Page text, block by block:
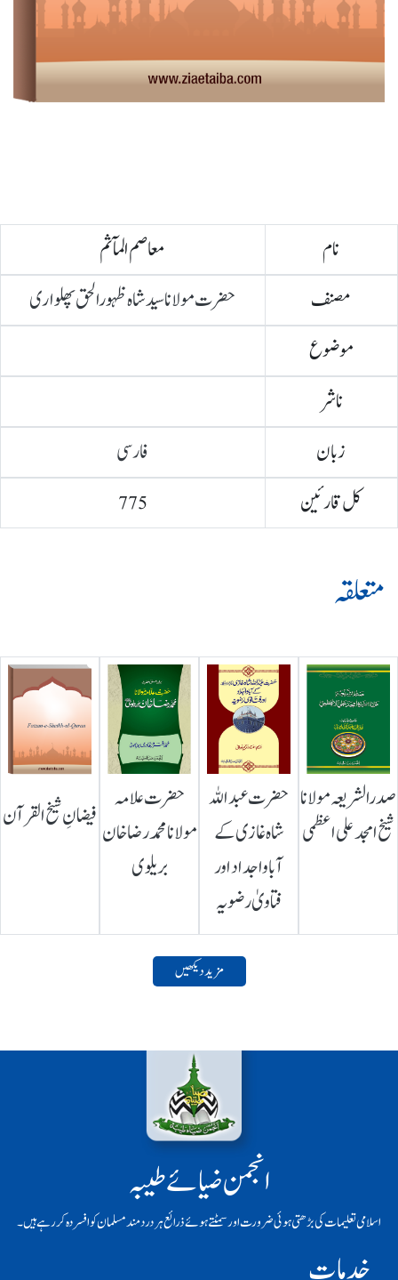
معاصم المآثم
نام
حضرت مولانا سیدشاہ ظہورالحق پھلواری
مصنف
موضوع
ناشر
فارسی
زبان
775
کل قارئین
متعلقہ
صدرالشریعہ مولانا
شیخ امجد علی اعظمی
حضرت عبداللہ
شاہ غازی کے
آباواجداد اور
فتاویٰ رضویہ
حضرت علامہ
مولانا محمد رضا خان
بریلوی
فیضانِ شیخ القرآن
مزید دیکھیں
انجمن ضیائے طیبہ
اسلامی تعلیمات کی بڑھتی ہوئی ضرورت اور سمٹتے ہوئے ذرائع ہر دردمند مسلمان کو افسردہ کر رہے ہیں۔